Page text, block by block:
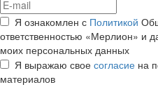
Я ознакомлен с Политикой
ответственностью «Мерлион» и
моих персональных данных
Я выражаю свое согласие на
материалов